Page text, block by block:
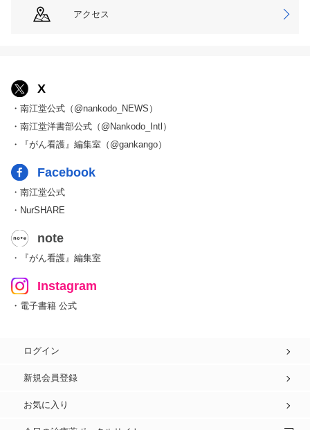
アクセス
X
・南江堂公式（@nankodo_NEWS）
・南江堂洋書部公式（@Nankodo_Intl）
・『がん看護』編集室（@gankango）
Facebook
・南江堂公式
・NurSHARE
note
・『がん看護』編集室
Instagram
・電子書籍 公式
ログイン
新規会員登録
お気に入り